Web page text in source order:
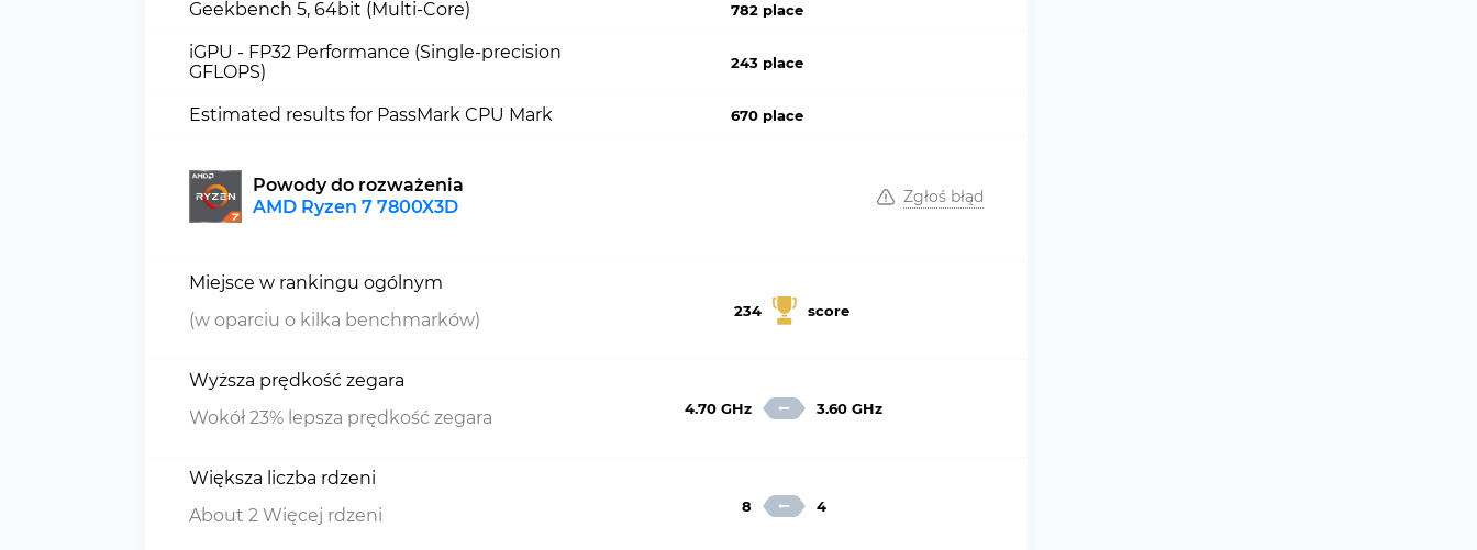
Geekbench 5, 64bit (Multi-Core) 782 place
iGPU - FP32 Performance (Single-precision
GFLOPS)
243 place
Estimated results for PassMark CPU Mark 670 place
Powody do rozważenia
AMD Ryzen 7 7800X3D
Zgłoś błąd
Miejsce w rankingu ogólnym
(w oparciu o kilka benchmarków)
234 score
Wyższa prędkość zegara
Wokół 23% lepsza prędkość zegara
4.70 GHz 3.60 GHz
Większa liczba rdzeni
About 2 Więcej rdzeni
8 4